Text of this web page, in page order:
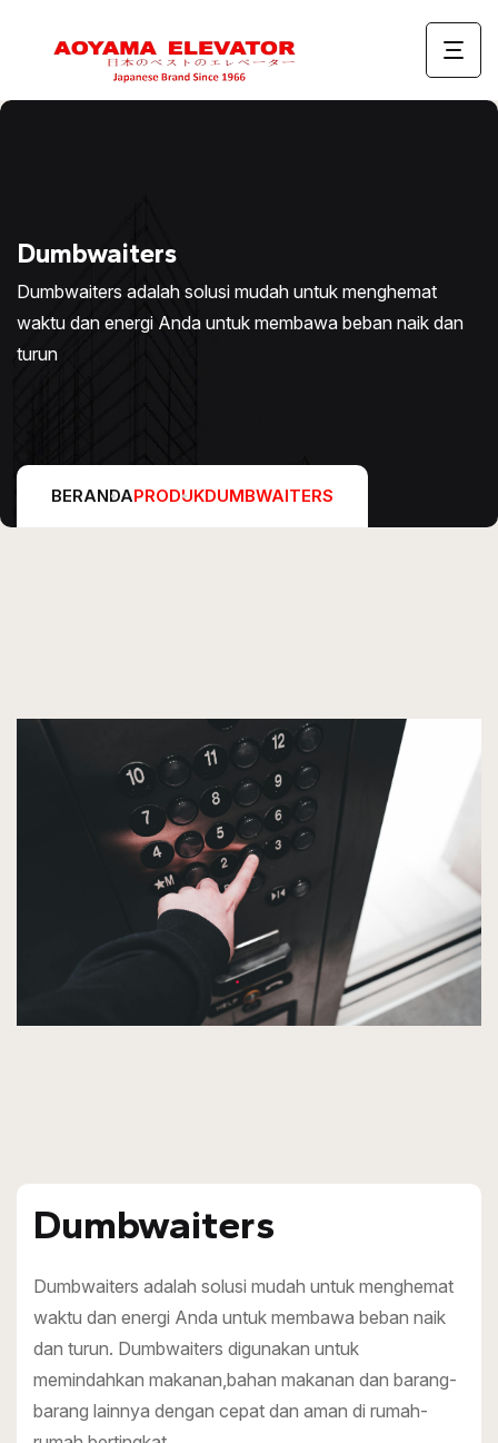
Dumbwaiters
Dumbwaiters adalah solusi mudah untuk menghemat
waktu dan energi Anda untuk membawa beban naik dan
turun
BERANDAPRODUKDUMBWAITERS
Dumbwaiters
Dumbwaiters adalah solusi mudah untuk menghemat
waktu dan energi Anda untuk membawa beban naik
dan turun. Dumbwaiters digunakan untuk
memindahkan makanan,bahan makanan dan barang-
barang lainnya dengan cepat dan aman di rumah-